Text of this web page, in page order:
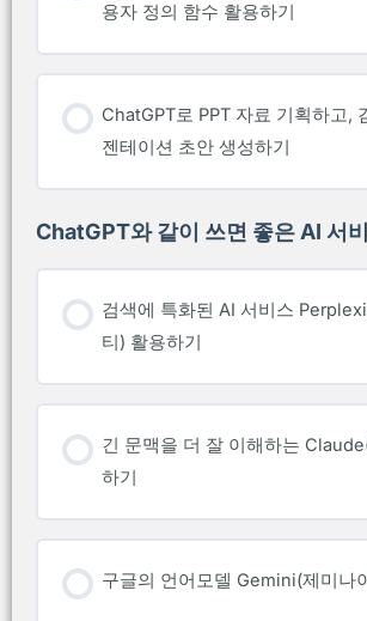
용자 정의 함수 활용하기
ChatGPT로 PPT 자료 기획하고,
젠테이션 초안 생성하기
ChatGPT와 같이 쓰면 좋은 AI 서
검색에 특화된 AI 서비스
티) 활용하기
긴 문맥을 더 잘 이해하는
하기
구글의 언어모델 Gemini(제미나